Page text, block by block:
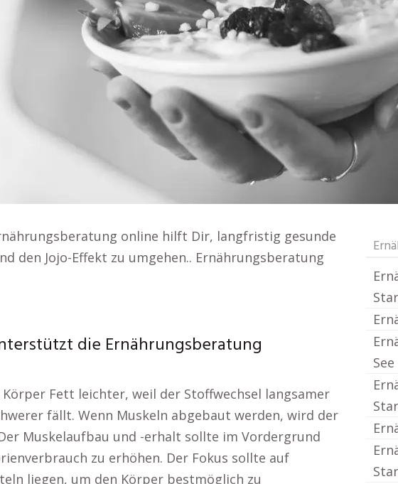
online hilft Dir, langfristig gesunde
den Jojo-Effekt zu umgehen.. Ernährungsberatung
die Ernährungsberatung
Fett leichter, weil der Stoffwechsel langsamer
fällt. Wenn Muskeln abgebaut werden, wird der
Muskelaufbau und -erhalt sollte im Vordergrund
zu erhöhen. Der Fokus sollte auf
liegen, um den Körper bestmöglich zu
See